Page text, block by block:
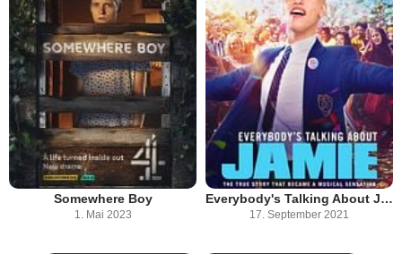
Somewhere Boy
1. Mai 2023
Everybody's Talking About Jamie
17. September 2021